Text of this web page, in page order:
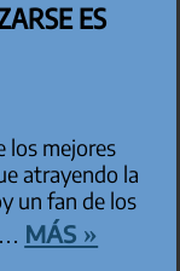
ES
los mejores
atrayendo la
un fan de los
más »